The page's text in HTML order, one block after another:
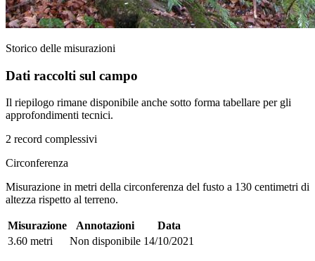
Storico delle misurazioni
Dati raccolti sul campo
Il riepilogo rimane disponibile anche sotto forma tabellare per gli
approfondimenti tecnici.
2 record complessivi
Circonferenza
Misurazione in metri della circonferenza del fusto a 130 centimetri di
altezza rispetto al terreno.
Misurazione Annotazioni
Data
3.60 metri
Non disponibile 14/10/2021